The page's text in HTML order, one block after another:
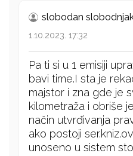
slobodan
1.10.2023. 17:32
Pa ti si u 1 emisiji
bavi time.I sta je
majstor i zna gde je
kilometraža i obriše
način utvrđivanja
ako postoji
unoseno u sistem